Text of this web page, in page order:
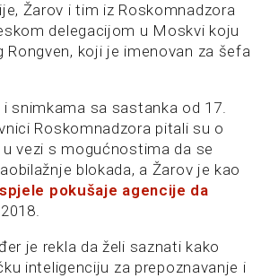
Žarov i tim iz Roskomnadzora
delegacijom u Moskvi koju
Rongven, koji je imenovan za šefa
snimkama sa sastanka od 17.
Roskomnadzora pitali su o
vezi s mogućnostima da se
blokada, a Žarov je kao
pokušaje agencije da
2018.
je rekla da želi saznati kako
inteligenciju za prepoznavanje i